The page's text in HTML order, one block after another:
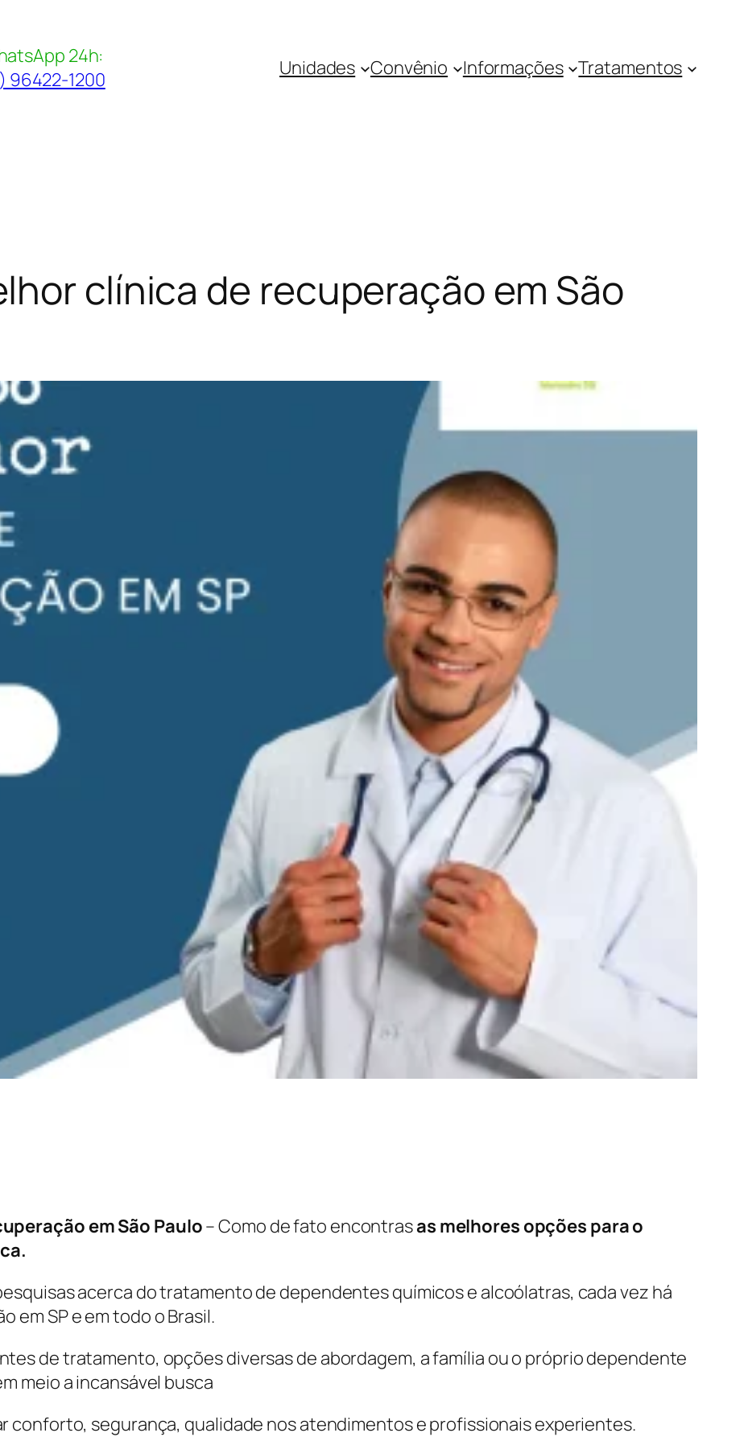
24h:
96422-1200
Unidades Convênio Informações Tratamentos
clínica de recuperação em São
em São Paulo– Como de fato encontrasas melhores opções para o
acerca do tratamento de dependentes químicos e alcoólatras, cada vez há
em SP e em todo o Brasil.
de tratamento, opções diversas de abordagem, a família ou o próprio dependente
meio a incansável busca
conforto, segurança, qualidade nos atendimentos e profissionais experientes.